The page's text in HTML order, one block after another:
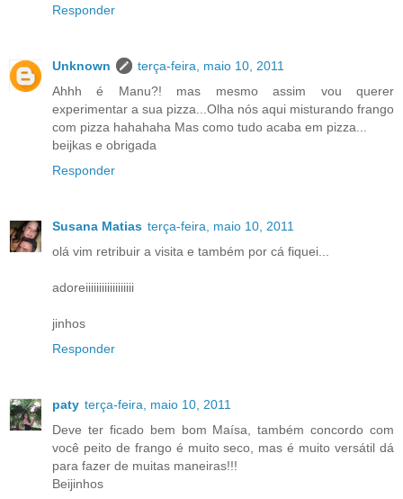
Responder
Unknown
terça-feira, maio 10, 2011
Ahhh é Manu?! mas mesmo assim vou querer
experimentar a sua pizza...Olha nós aqui misturando frango
com pizza hahahaha Mas como tudo acaba em pizza...
beijkas e obrigada
Responder
Susana Matias terça-feira, maio 10, 2011
olá vim retribuir a visita e também por cá fiquei...
adoreiiiiiiiiiiiiiiiiii
jinhos
Responder
paty terça-feira, maio 10, 2011
Deve ter ficado bem bom Maísa, também concordo com
você peito de frango é muito seco, mas é muito versátil dá
para fazer de muitas maneiras!!!
Beijinhos